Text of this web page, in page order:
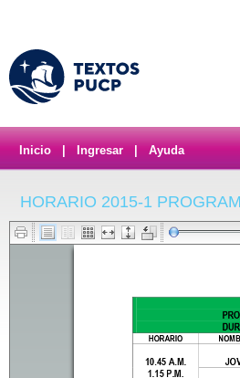
Inicio Ingresar Ayuda
HORARIO 2015-1